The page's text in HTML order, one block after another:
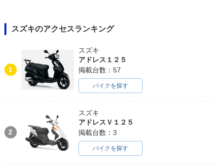
スズキのアクセスランキング
1
スズキ
アドレス１２５
掲載台数：57
バイクを探す
2
スズキ
アドレスＶ１２５
掲載台数：3
バイクを探す